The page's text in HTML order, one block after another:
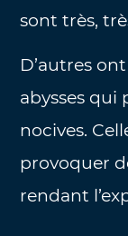
sont très,
D’autres
abysses qui
nocives.
provoquer
rendant